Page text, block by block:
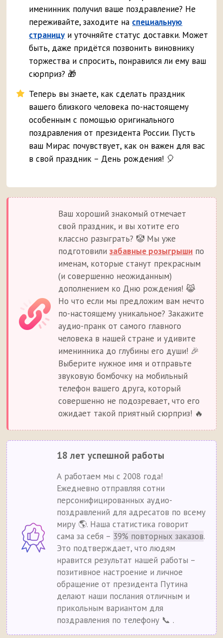
именинник получил ваше поздравление? Не
переживайте, заходите на специальную
страницуи уточняйте статус доставки. Может
быть, даже придётся позвонить виновнику
торжества и спросить, понравился ли ему ваш
сюрприз? 🎁
Теперь вы знаете, как сделать праздник
вашего близкого человека по-настоящему
особенным с помощью оригинального
поздравления от президента России. Пусть
ваш Мирас почувствует, как он важен для вас
в свой праздник – День рождения! 🎈
Ваш хороший знакомый отмечает
свой праздник, и вы хотите его
классно разыграть? 🤡 Мы уже
подготовилизабавные розыгрыши по
именам, которые станут прекрасным
(и совершенно неожиданным)
дополнением ко Дню рождения! 😹
Но что если мы предложим вам нечто
по-настоящему уникальное? Закажите
аудио-пранк от самого главного
человека в нашей стране и удивите
именинника до глубины его души! 🎉
Выберите нужное имя и отправьте
звуковую бомбочку на мобильный
телефон вашего друга, который
совершенно не подозревает, что его
ожидает такой приятный сюрприз! 🔥
18 лет успешной работы
А работаем мы с 2008 года!
Ежедневно отправляя сотни
персонифицированных аудио-
поздравлений для адресатов по всему
миру 🌎. Наша статистика говорит
сама за себя – 39% повторных заказов.
Это подтверждает, что людям
нравится результат нашей работы –
позитивное настроение и личное
обращение от президента Путина
делают наши послания отличным и
прикольным вариантом для
поздравления по телефону 📞 .